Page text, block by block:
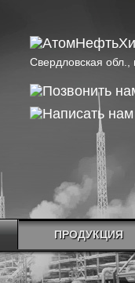
Свердловская обл.,
ПРОДУКЦИЯ